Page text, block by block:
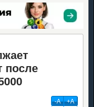
после
-А +А